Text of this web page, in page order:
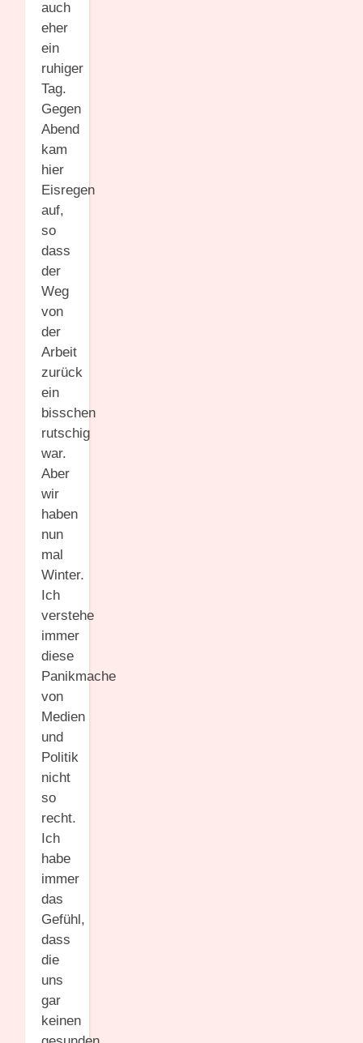
auch
eher
ein
ruhiger
Tag.
Gegen
Abend
kam
hier
Eisregen
auf,
so
dass
der
Weg
von
der
Arbeit
zurück
ein
bisschen
rutschig
war.
Aber
wir
haben
nun
mal
Winter.
Ich
verstehe
immer
diese
Panikmache
von
Medien
und
Politik
nicht
so
recht.
Ich
habe
immer
das
Gefühl,
dass
die
uns
gar
keinen